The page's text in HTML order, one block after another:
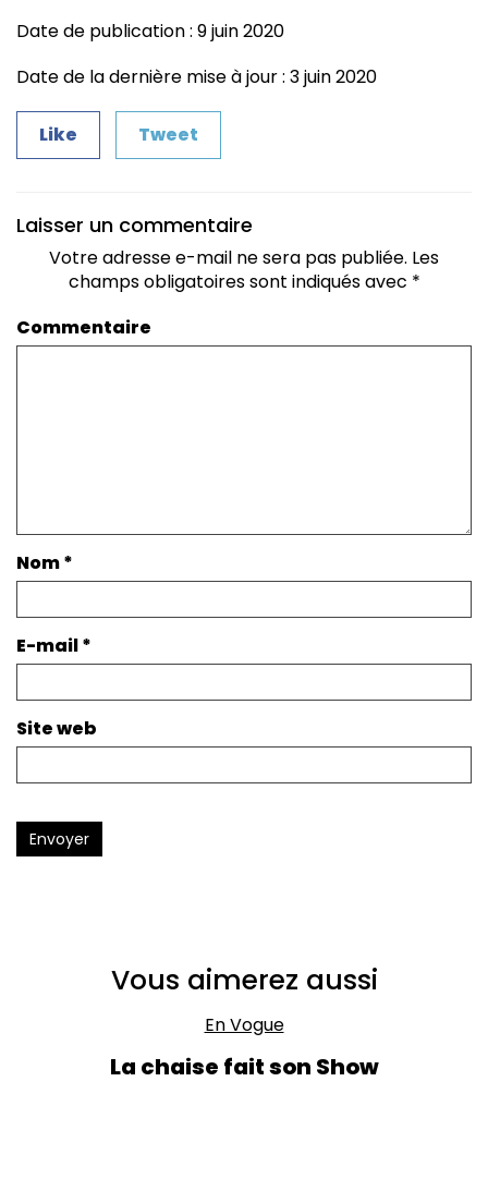
Date de publication : 9 juin 2020
Date de la dernière mise à jour : 3 juin 2020
Like Tweet
Laisser un commentaire
Votre adresse e-mail ne sera pas publiée. Les
champs obligatoires sont indiqués avec *
Commentaire
Nom*
E-mail*
Site web
Envoyer
Vous aimerez aussi
En Vogue
La chaise fait son Show